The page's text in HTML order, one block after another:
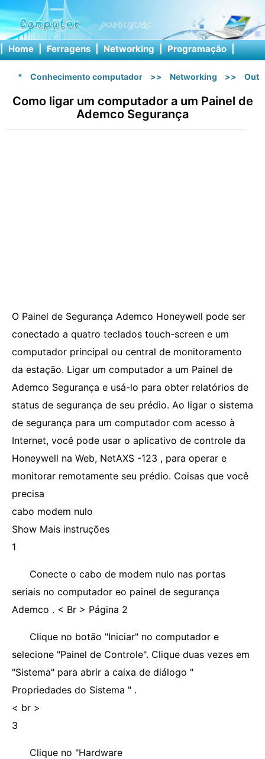
| Home | Ferragens | Networking | Programação |
* Conhecimento computador >> Networking >>
Como ligar um computador a um Painel de
Ademco Segurança
O Painel de Segurança Ademco Honeywell pode ser
conectado a quatro teclados touch-screen e um
computador principal ou central de monitoramento
da estação. Ligar um computador a um Painel de
Ademco Segurança e usá-lo para obter relatórios de
status de segurança de seu prédio. Ao ligar o sistema
de segurança para um computador com acesso à
Internet, você pode usar o aplicativo de controle da
Honeywell na Web, NetAXS -123 , para operar e
monitorar remotamente seu prédio. Coisas que você
precisa
cabo modem nulo
Show Mais instruções
1
Conecte o cabo de modem nulo nas portas
seriais no computador eo painel de segurança
Ademco . < Br > Página 2
Clique no botão "Iniciar" no computador e
selecione "Painel de Controle". Clique duas vezes em
"Sistema" para abrir a caixa de diálogo "
Propriedades do Sistema " .
< br >
3
Clique no "Hardware